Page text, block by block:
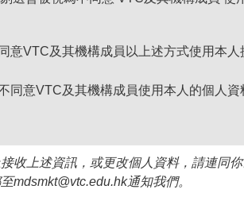
意VTC及其機構成員以上述方式使用本
同意VTC及其機構成員使用本人的個人
收上述資訊，或更改個人資料，請連同
mdsmkt@vtc.edu.hk通知我們。